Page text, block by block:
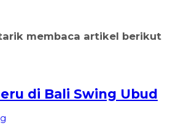
membaca artikel berikut
di Bali Swing Ubud